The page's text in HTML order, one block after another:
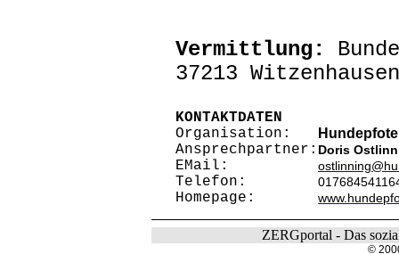
Vermittlung:
37213 Witzenhausen
KONTAKTDATEN
Organisation:
Ansprechpartner: Doris
EMail:
Telefon:
Homepage:
ZERGportal - Das
©